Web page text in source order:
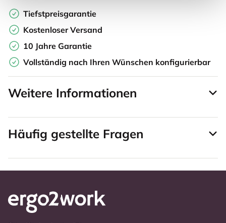
Tiefstpreisgarantie
Kostenloser Versand
10 Jahre Garantie
Vollständig nach Ihren Wünschen konfigurierbar
Weitere Informationen
Häufig gestellte Fragen